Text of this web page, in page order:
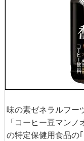
味の素ゼネラルフー
「コーヒー豆マン
の特定保健用食品の